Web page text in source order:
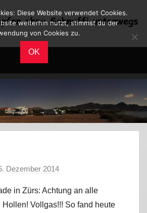
Dezember 2014
n
M
in Zürs: Achtung an alle
Hollen! Vollgas!!! So fand heute
Diese Website verwendet Cookies.
weiterhin nutzt, stimmst du der
von Cookies zu.
OK